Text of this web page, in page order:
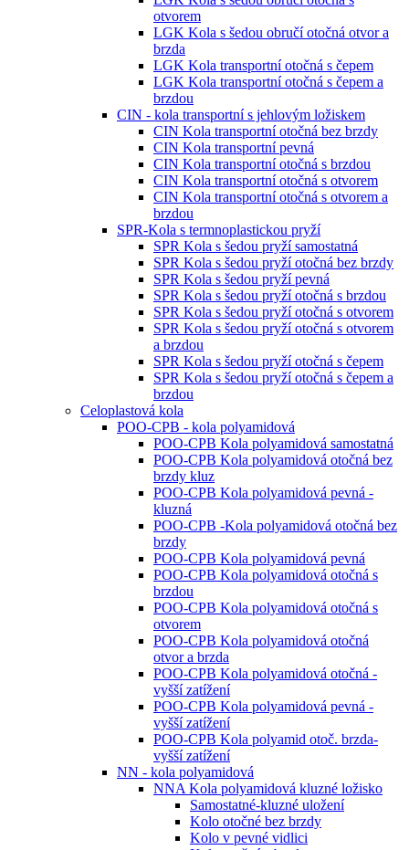
otvorem
LGK Kola s šedou obručí otočná otvor a
brzda
LGK Kola transportní otočná s čepem
LGK Kola transportní otočná s čepem a
brzdou
CIN - kola transportní s jehlovým ložiskem
CIN Kola transportní otočná bez brzdy
CIN Kola transportní pevná
CIN Kola transportní otočná s brzdou
CIN Kola transportní otočná s otvorem
CIN Kola transportní otočná s otvorem a
brzdou
SPR-Kola s termnoplastickou pryží
SPR Kola s šedou pryží samostatná
SPR Kola s šedou pryží otočná bez brzdy
SPR Kola s šedou pryží pevná
SPR Kola s šedou pryží otočná s brzdou
SPR Kola s šedou pryží otočná s otvorem
SPR Kola s šedou pryží otočná s otvorem
a brzdou
SPR Kola s šedou pryží otočná s čepem
SPR Kola s šedou pryží otočná s čepem a
brzdou
Celoplastová kola
POO-CPB - kola polyamidová
POO-CPB Kola polyamidová samostatná
POO-CPB Kola polyamidová otočná bez
brzdy kluz
POO-CPB Kola polyamidová pevná -
kluzná
POO-CPB -Kola polyamidová otočná bez
brzdy
POO-CPB Kola polyamidová pevná
POO-CPB Kola polyamidová otočná s
brzdou
POO-CPB Kola polyamidová otočná s
otvorem
POO-CPB Kola polyamidová otočná
otvor a brzda
POO-CPB Kola polyamidová otočná -
vyšší zatížení
POO-CPB Kola polyamidová pevná -
vyšší zatížení
POO-CPB Kola polyamid otoč. brzda-
vyšší zatížení
NN - kola polyamidová
NNA Kola polyamidová kluzné ložisko
Samostatné-kluzné uložení
Kolo otočné bez brzdy
Kolo v pevné vidlici